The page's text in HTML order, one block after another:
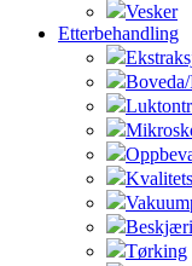
Vesker
Etterbehandling
Tørking